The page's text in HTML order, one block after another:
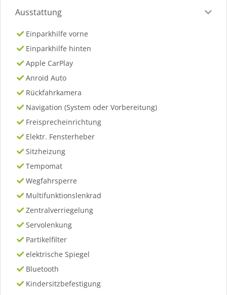
Ausstattung
Einparkhilfe vorne
Einparkhilfe hinten
Apple CarPlay
Anroid Auto
Rückfahrkamera
Navigation (System oder Vorbereitung)
Freisprecheinrichtung
Elektr. Fensterheber
Sitzheizung
Tempomat
Wegfahrsperre
Multifunktionslenkrad
Zentralverriegelung
Servolenkung
Partikelfilter
elektrische Spiegel
Bluetooth
Kindersitzbefestigung